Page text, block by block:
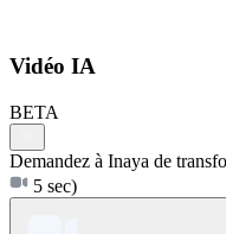
Vidéo IA
BETA
Demandez à Inaya de
5 sec)